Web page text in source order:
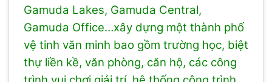
Gamuda Lakes, Gamuda Central,
Gamuda Office…xây dựng một thành phố
vệ tinh văn minh bao gồm trường học, biệt
thự liền kề, văn phòng, căn hộ, các công